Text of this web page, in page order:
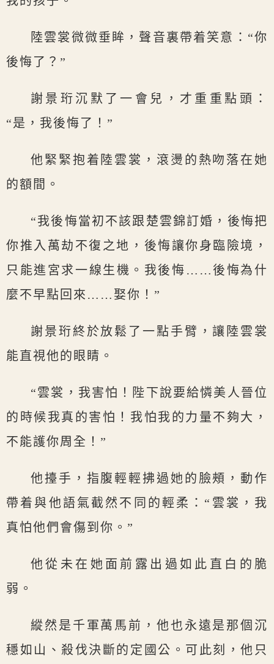
陸雲裳微微垂眸，聲音裏帶着笑意：“你
後悔了？”
謝景珩沉默了一會兒，才重重點頭：
“是，我後悔了！”
他緊緊抱着陸雲裳，滾燙的熱吻落在她
的額間。
“我後悔當初不該跟楚雲錦訂婚，後悔把
你推入萬劫不復之地，後悔讓你身臨險境，
只能進宮求一線生機。我後悔……後悔為什
麼不早點回來……娶你！”
謝景珩終於放鬆了一點手臂，讓陸雲裳
能直視他的眼睛。
“雲裳，我害怕！陛下說要給憐美人晉位
的時候我真的害怕！我怕我的力量不夠大，
不能護你周全！”
他擡手，指腹輕輕拂過她的臉頰，動作
帶着與他語氣截然不同的輕柔：“雲裳，我
真怕他們會傷到你。”
他從未在她面前露出過如此直白的脆
弱。
縱然是千軍萬馬前，他也永遠是那個沉
穩如山、殺伐決斷的定國公。可此刻，他只